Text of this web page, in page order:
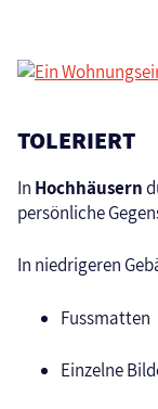
TOLERIERT
In Hochhäusern
persönliche
In niedrigeren
Fussmatten
Einzelne